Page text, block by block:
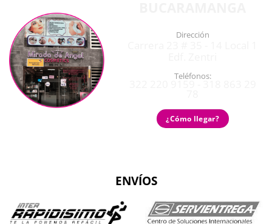
Dirección
Teléfonos:
¿Cómo llegar?
ENVÍOS